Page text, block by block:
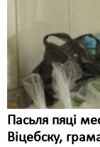
Пасьля пяці
Віцебску,